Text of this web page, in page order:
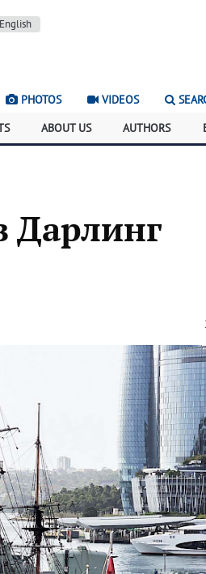
English
PHOTOS VIDEOS
ABOUT US AUTHORS
Дарлинг